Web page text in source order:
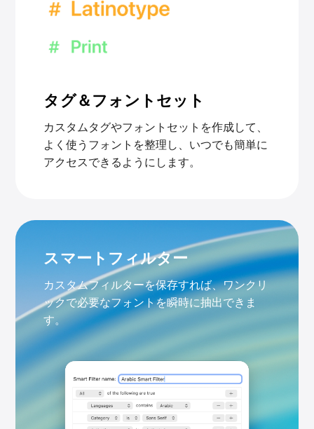
タグ＆フォントセット
カスタムタグやフォントセットを作成して、
よく使うフォントを整理し、いつでも簡単に
アクセスできるようにします。
スマートフィルター
カスタムフィルターを保存すれば、ワンクリ
ックで必要なフォントを瞬時に抽出できま
す。